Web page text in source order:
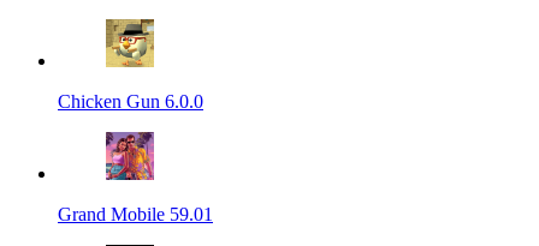
Chicken Gun 6.0.0
Grand Mobile 59.01